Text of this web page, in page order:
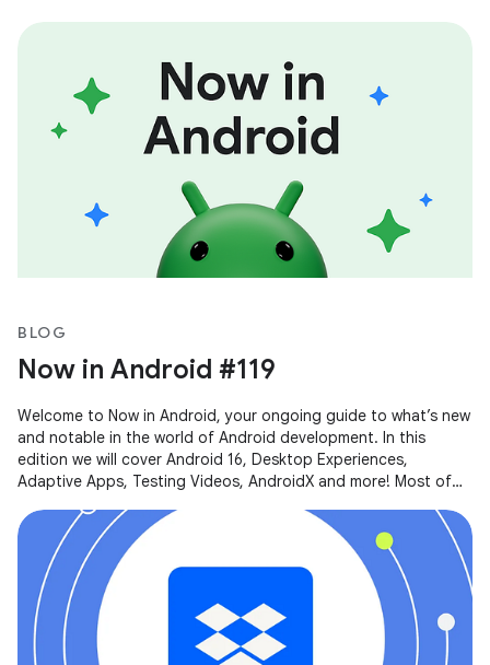
BLOG
Now in Android #119
Welcome to Now in Android, your ongoing guide to what’s new
and notable in the world of Android development. In this
edition we will cover Android 16, Desktop Experiences,
Adaptive Apps, Testing Videos, AndroidX and more! Most of